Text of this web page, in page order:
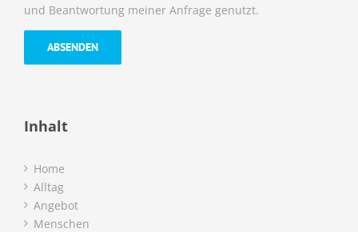
und Beantwortung meiner Anfrage genutzt.
Inhalt
Home
Alltag
Angebot
Menschen